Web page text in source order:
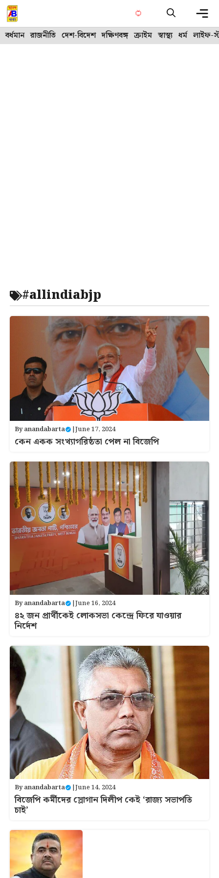
Skip
to
content
বর্ধমান রাজনীতি দেশ-বিদেশ দক্ষিণবঙ্গ ক্রাইম স্বাস্থ্য ধর্ম লাইফ-
#allindiabjp
Byanandabarta |June 17, 2024
কেন একক সংখ্যাগরিষ্ঠতা পেল না বিজেপি
Byanandabarta |June 16, 2024
৪২ জন প্রার্থীকেই লোকসভা কেন্দ্রে ফিরে যাওয়ার
নির্দেশ
Byanandabarta |June 14, 2024
বিজেপি কর্মীদের স্লোগান দিলীপ কেই ‘রাজ্য সভাপতি
চাই’